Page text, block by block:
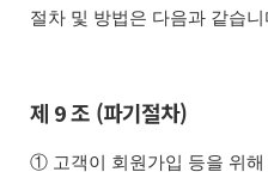
절차 및 방법은 다음과 같습니
제 9 조 (파기절차)
① 고객이 회원가입 등을 위